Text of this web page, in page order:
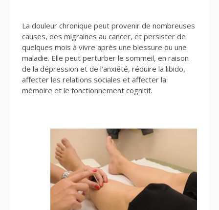
La douleur chronique peut provenir de nombreuses
causes, des migraines au cancer, et persister de
quelques mois à vivre après une blessure ou une
maladie. Elle peut perturber le sommeil, en raison
de la dépression et de l’anxiété, réduire la libido,
affecter les relations sociales et affecter la
mémoire et le fonctionnement cognitif.